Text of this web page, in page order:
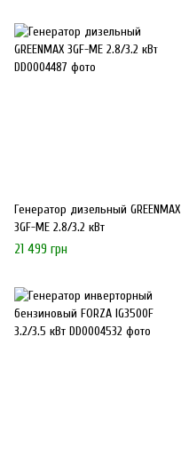
Генератор дизельный GREENMAX
3GF-ME 2.8/3.2 кВт
21 499 грн